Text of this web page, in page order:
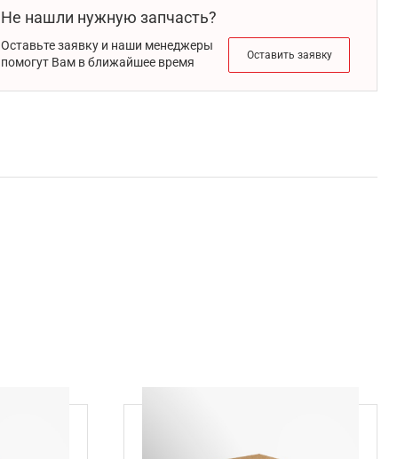
Не нашли нужную запчасть?
Оставьте заявку и наши менеджеры
помогут Вам в ближайшее время
Оставить заявку